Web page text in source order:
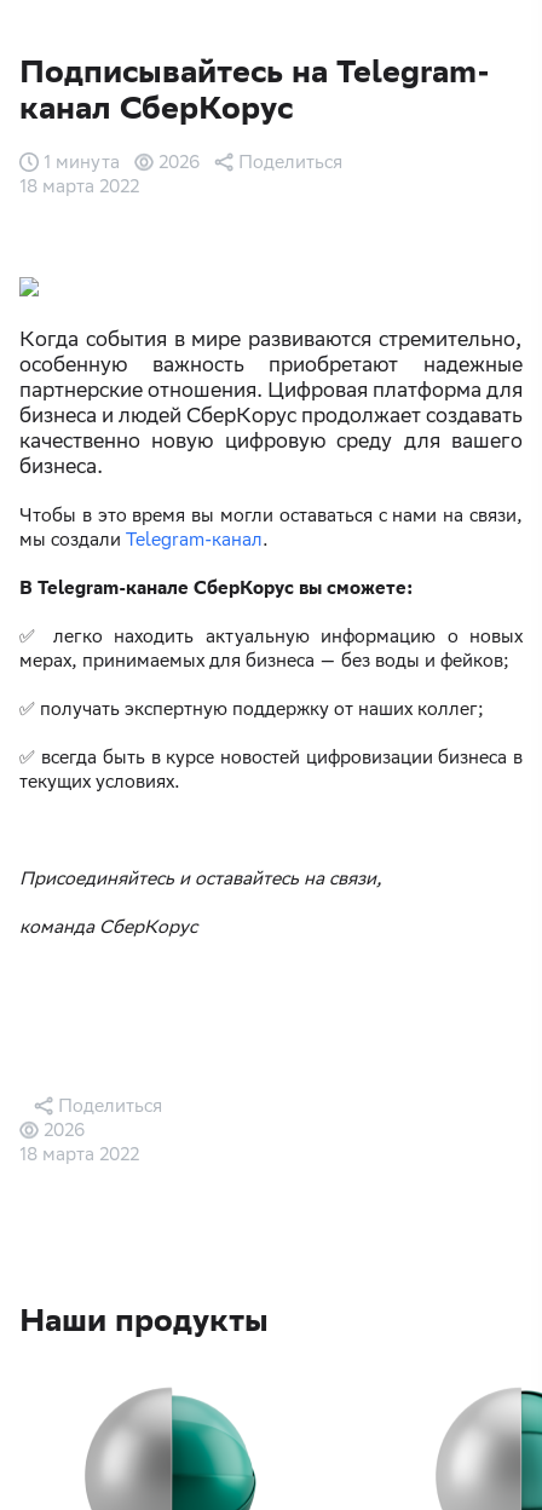
Подписывайтесь на Telegram-
канал СберКорус
18 марта 2022
1 минута 2026 Поделиться
Когда события в мире развиваются стремительно,
особенную важность приобретают надежные
партнерские отношения. Цифровая платформа для
бизнеса и людей СберКорус продолжает создавать
качественно новую цифровую среду для вашего
бизнеса.
Чтобы в это время вы могли оставаться с нами на связи,
мы создали Telegram-канал.
В Telegram-канале СберКорус вы сможете:
✅ легко находить актуальную информацию о новых
мерах, принимаемых для бизнеса — без воды и фейков;
✅ получать экспертную поддержку от наших коллег;
✅ всегда быть в курсе новостей цифровизации бизнеса в
текущих условиях.
Присоединяйтесь и оставайтесь на связи,
команда СберКорус
18 марта 2022
2026
Поделиться
Наши продукты